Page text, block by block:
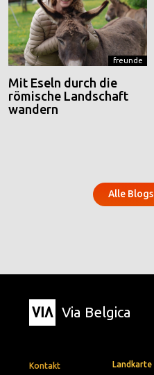
freunde
Mit Eseln durch die
römische Landschaft
wandern
Alle
Via Belgica
Kontakt
Landkarte